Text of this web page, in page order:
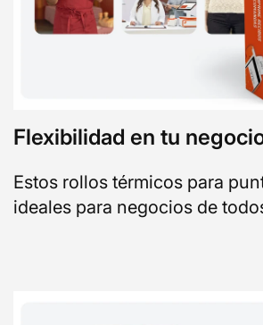
Flexibilidad en tu
Estos rollos térmicos para
ideales para negocios de